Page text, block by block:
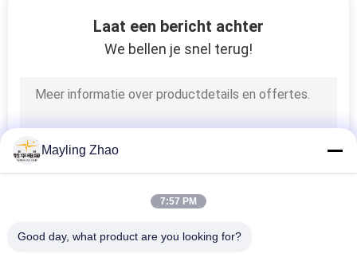
besturingskabels
Laat een bericht achter
We bellen je snel terug!
Mayling Zhao
7:57 PM
Good day, what product are you looking for?